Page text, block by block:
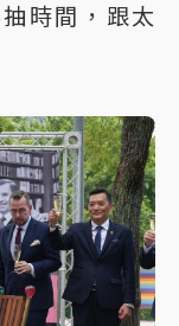
時間，跟太